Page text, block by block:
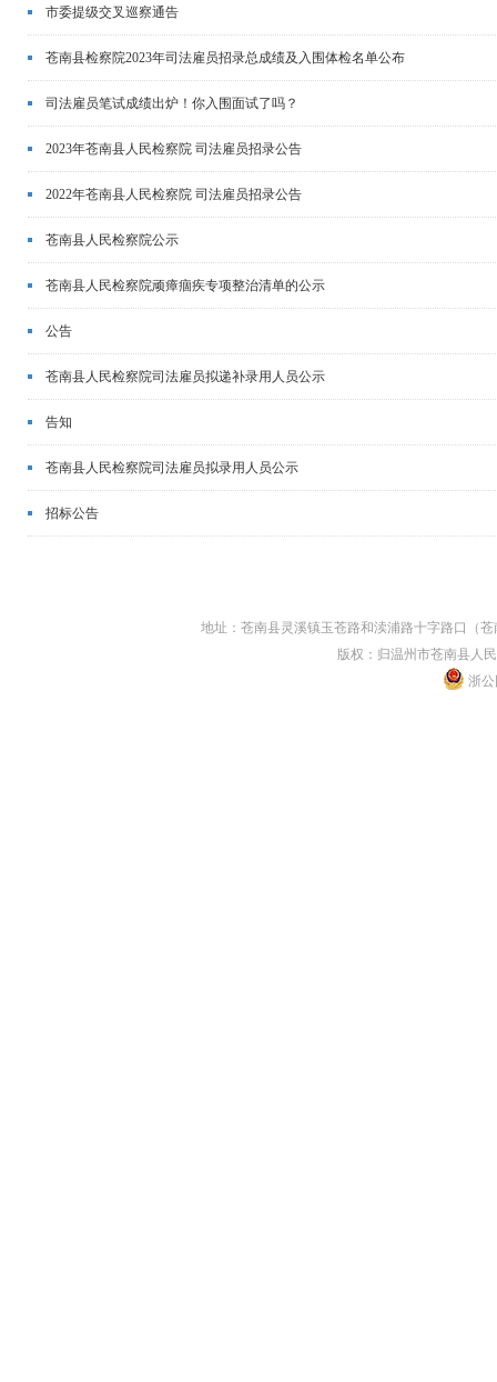
市委提级交叉巡察通告
苍南县检察院2023年司法雇员招录总成绩及入围体检名单公布
司法雇员笔试成绩出炉！你入围面试了吗？
2023年苍南县人民检察院 司法雇员招录公告
2022年苍南县人民检察院 司法雇员招录公告
苍南县人民检察院公示
苍南县人民检察院顽瘴痼疾专项整治清单的公示
公告
苍南县人民检察院司法雇员拟递补录用人员公示
告知
苍南县人民检察院司法雇员拟录用人员公示
招标公告
地址：苍南县灵溪镇玉苍路和渎浦路十字路口（
版权：归温州市苍南县人
浙公